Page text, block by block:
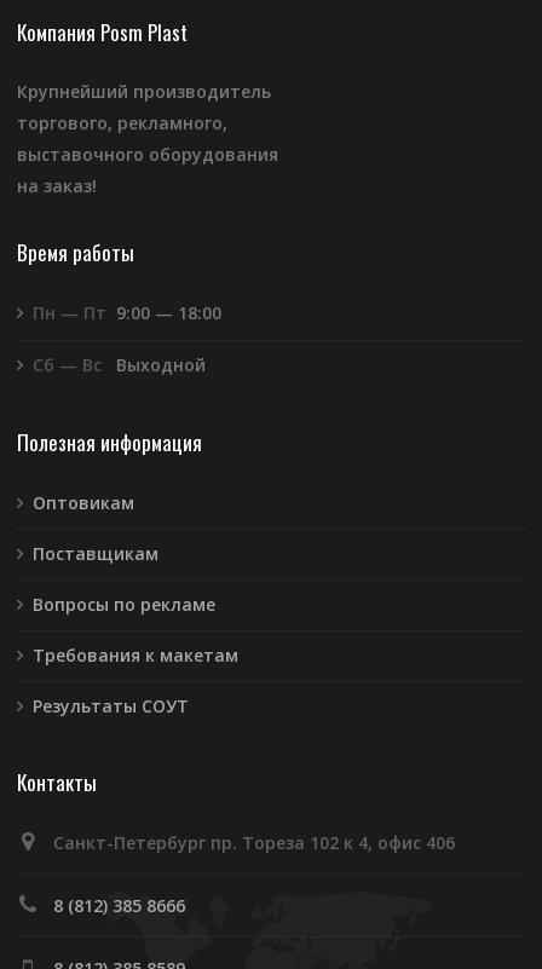
Компания Posm Plast
Крупнейший производитель
торгового, рекламного,
выставочного оборудования
на заказ!
Время работы
Пн — Пт 9:00 — 18:00
Сб — Вс Выходной
Полезная информация
Оптовикам
Поставщикам
Вопросы по рекламе
Требования к макетам
Результаты СОУТ
Контакты
Санкт-Петербург пр. Тореза 102 к 4, офис 406
8 (812) 385 8666